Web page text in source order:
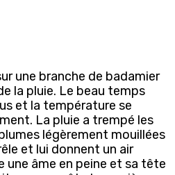
une branche de badamier
la pluie. Le beau temps
et la température se
La pluie a trempé les
légèrement mouillées
et lui donnent un air
une âme en peine et sa tête